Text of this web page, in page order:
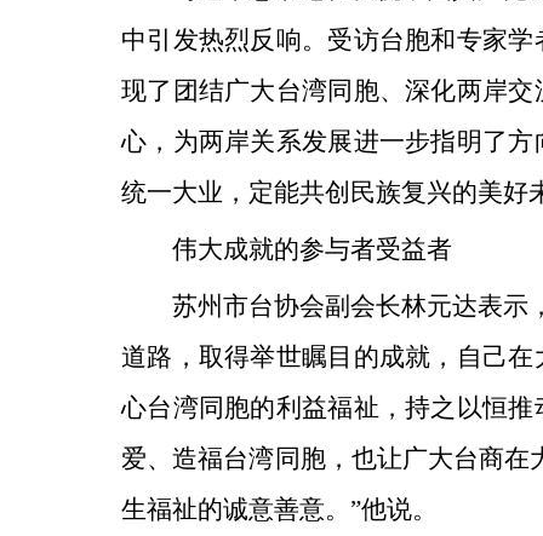
中引发热烈反响。受访台胞和专家
现了团结广大台湾同胞、深化两岸
心，为两岸关系发展进一步指明了
统一大业，定能共创民族复兴的美好
伟大成就的参与者受益者
苏州市台协会副会长林元达表示
道路，取得举世瞩目的成就，自己
心台湾同胞的利益福祉，持之以恒
爱、造福台湾同胞，也让广大台商
生福祉的诚意善意。”他说。